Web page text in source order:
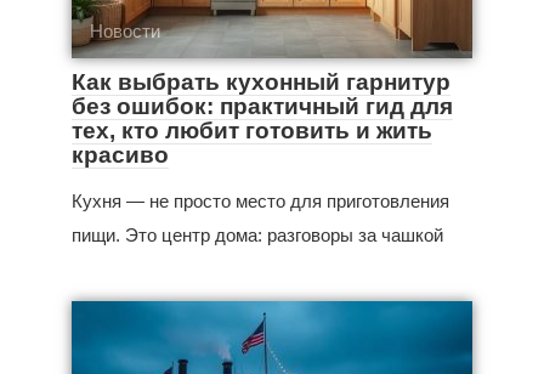
Новости
Как выбрать кухонный гарнитур
без ошибок: практичный гид для
тех, кто любит готовить и жить
красиво
Кухня — не просто место для приготовления
пищи. Это центр дома: разговоры за чашкой